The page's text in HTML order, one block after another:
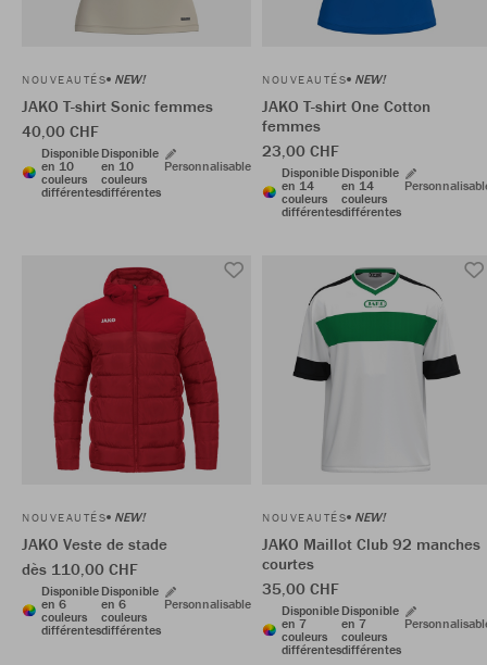
NOUVEAUTÉS NEW!
JAKO T-shirt Sonic femmes
40,00 CHF
Disponible
en 10
couleurs
différentes
Disponible
en 10
couleurs
différentes
Personnalisable
NOUVEAUTÉS NEW!
JAKO T-shirt One Cotton
femmes
23,00 CHF
Disponible
en 14
couleurs
différentes
Disponible
en 14
couleurs
différentes
NOUVEAUTÉS NEW!
JAKO Veste de stade
dès 110,00 CHF
Disponible
en 6
couleurs
différentes
Disponible
en 6
couleurs
différentes
Personnalisable
NOUVEAUTÉS NEW!
JAKO Maillot Club 92 manches
courtes
35,00 CHF
Disponible
en 7
couleurs
différentes
Disponible
en 7
couleurs
différentes